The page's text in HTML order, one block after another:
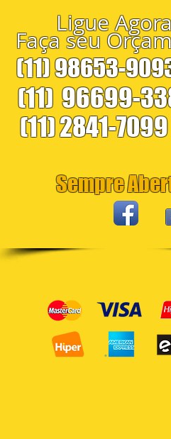
Ligue Agora
Faça seu
(11) 98653-
(11) 96699-
(11) 2841-
Sempre